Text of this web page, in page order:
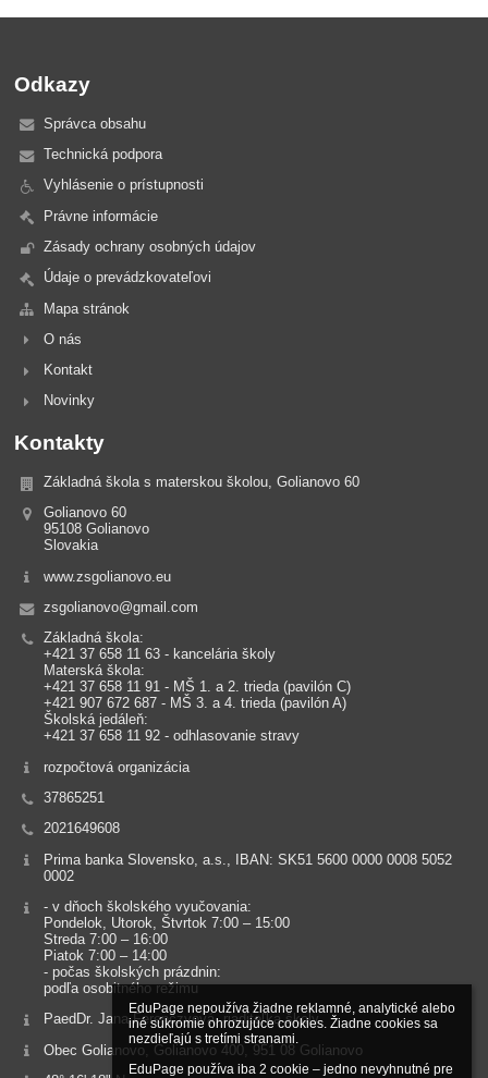
EduPage nepoužíva žiadne reklamné, analytické alebo
iné súkromie ohrozujúce cookies. Žiadne cookies sa
nezdieľajú s tretími stranami.
EduPage používa iba 2 cookie – jedno nevyhnutné pre
Odkazy
Správca obsahu
Technická podpora
Vyhlásenie o prístupnosti
Právne informácie
Zásady ochrany osobných údajov
Údaje o prevádzkovateľovi
Mapa stránok
O nás
Kontakt
Novinky
Kontakty
Základná škola s materskou školou, Golianovo 60
Golianovo 60
95108 Golianovo
Slovakia
www.zsgolianovo.eu
zsgolianovo@gmail.com
Základná škola:
+421 37 658 11 63 - kancelária školy
Materská škola:
+421 37 658 11 91 - MŠ 1. a 2. trieda (pavilón C)
+421 907 672 687 - MŠ 3. a 4. trieda (pavilón A)
Školská jedáleň:
+421 37 658 11 92 - odhlasovanie stravy
rozpočtová organizácia
37865251
2021649608
Prima banka Slovensko, a.s., IBAN: SK51 5600 0000 0008 5052
0002
- v dňoch školského vyučovania:
Pondelok, Utorok, Štvrtok 7:00 – 15:00
Streda 7:00 – 16:00
Piatok 7:00 – 14:00
- počas školských prázdnin:
podľa osobitného režimu
PaedDr. Jana Ferenczyová, riaditeľka školy
Obec Golianovo, Golianovo 400, 951 08 Golianovo